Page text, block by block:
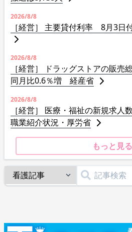
2026/8/8
［経営］ 主要貸付利率 8月3
2026/8/8
［経営］ ドラッグストアの販売
同月比0.6％増 経産省
2026/8/8
［経営］ 医療・福祉の新規求
職業紹介状況・厚労省
もっと見る